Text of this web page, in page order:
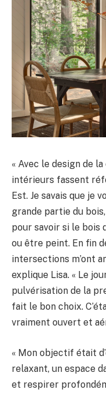
« Avec le design de
intérieurs fassent
Est. Je savais que je
grande partie du
pour savoir si le bois
ou être peint. En fin
intersections m’ont
explique Lisa. « Le
pulvérisation de la
fait le bon choix.
vraiment ouvert et
« Mon objectif était
relaxant, un espace
et respirer